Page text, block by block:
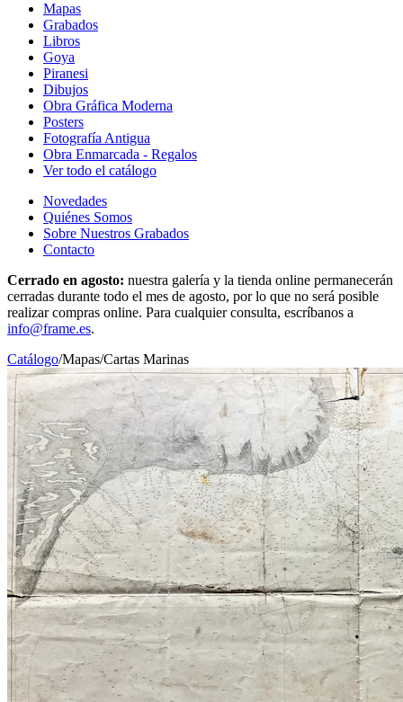
Mapas
Grabados
Libros
Goya
Piranesi
Dibujos
Obra Gráfica Moderna
Posters
Fotografía Antigua
Obra Enmarcada - Regalos
Ver todo el catálogo
Novedades
Quiénes Somos
Sobre Nuestros Grabados
Contacto
Cerrado en agosto: nuestra galería y la tienda online permanecerán
cerradas durante todo el mes de agosto, por lo que no será posible
realizar compras online. Para cualquier consulta, escríbanos a
info@frame.es.
Catálogo/Mapas/Cartas Marinas